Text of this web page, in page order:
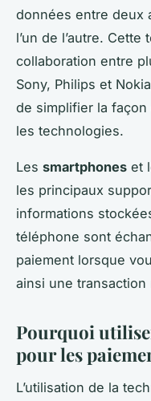
données entre deux
l’un de l’autre.
collaboration entre
Sony, Philips et
de simplifier la
les technologies.
Les smartphones et
les principaux
informations
téléphone sont
paiement lorsque
ainsi une
Pourquoi
pour les
L’utilisation de la